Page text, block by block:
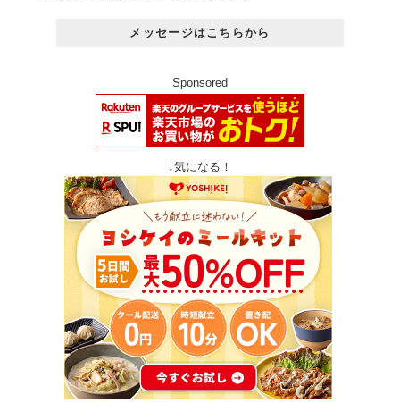
メッセージはこちらから
Sponsored
↓気になる！